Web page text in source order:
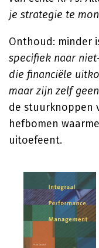
je strategie te
Onthoud: minder
specifiek naar
die financiële
maar zijn zelf
de stuurknoppen
hefbomen
uitoefeent.